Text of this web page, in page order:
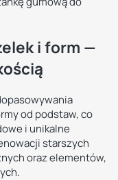
i form —
od podstaw, co
i unikalne
starszych
oraz elementów,